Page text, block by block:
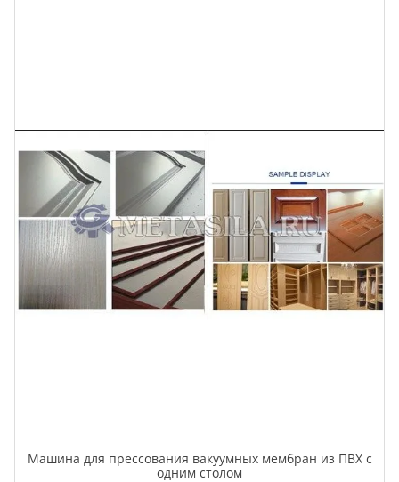
Машина для прессования вакуумных мембран из ПВХ c
одним столом